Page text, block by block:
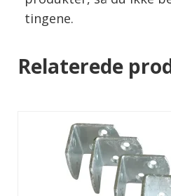
tingene.
Relaterede